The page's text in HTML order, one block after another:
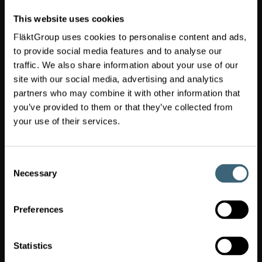
This website uses cookies
FläktGroup uses cookies to personalise content and ads,
to provide social media features and to analyse our
traffic. We also share information about your use of our
site with our social media, advertising and analytics
partners who may combine it with other information that
you’ve provided to them or that they’ve collected from
your use of their services.
Selection
Necessary
Preferences
Statistics
Republic)
FläktGroup
Czech
Republic
a.s.